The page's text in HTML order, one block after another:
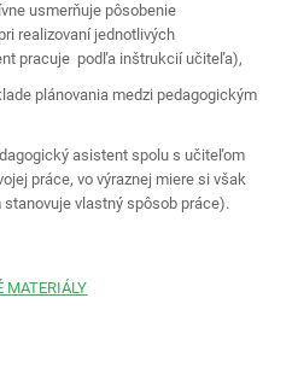
usmerňuje pôsobenie
realizovaní jednotlivých
pracuje podľa inštrukcií učiteľa),
plánovania medzi pedagogickým
asistent spolu s učiteľom
práce, vo výraznej miere si však
vlastný spôsob práce).
MATERIÁLY